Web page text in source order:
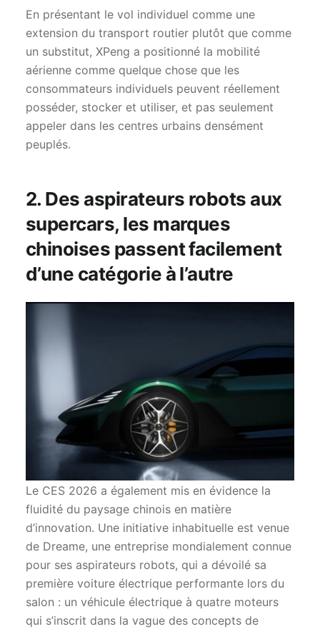
En présentant le vol individuel comme une
extension du transport routier plutôt que comme
un substitut, XPeng a positionné la mobilité
aérienne comme quelque chose que les
consommateurs individuels peuvent réellement
posséder, stocker et utiliser, et pas seulement
appeler dans les centres urbains densément
peuplés.
2. Des aspirateurs robots aux
supercars, les marques
chinoises passent facilement
d’une catégorie à l’autre
Le CES 2026 a également mis en évidence la
fluidité du paysage chinois en matière
d’innovation. Une initiative inhabituelle est venue
de Dreame, une entreprise mondialement connue
pour ses aspirateurs robots, qui a dévoilé sa
première voiture électrique performante lors du
salon : un véhicule électrique à quatre moteurs
qui s’inscrit dans la vague des concepts de